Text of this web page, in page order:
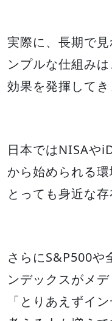
実際に、長期で
ンプルな仕組み
効果を発揮してき
日本ではNISAや
から始められる
とっても身近な
さらにS&P500や
ンデックスがメデ
「とりあえずイ